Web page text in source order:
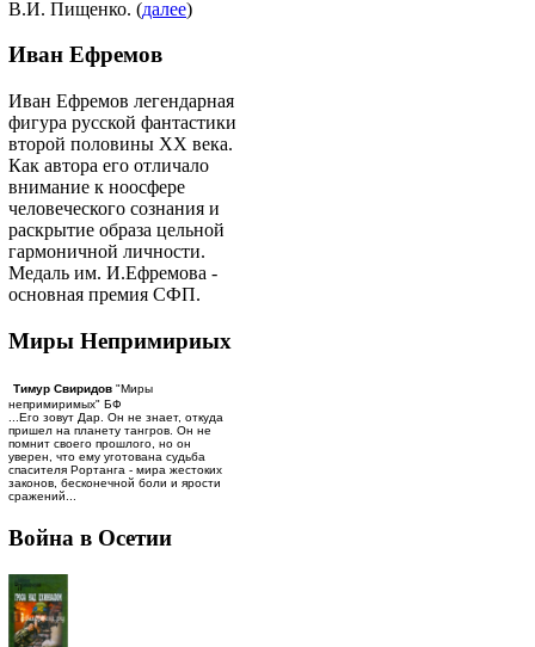
В.И. Пищенко. (далее)
Иван Ефремов
Иван Ефремов легендарная
фигура русской фантастики
второй половины ХХ века.
Как автора его отличало
внимание к ноосфере
человеческого сознания и
раскрытие образа цельной
гармоничной личности.
Медаль им. И.Ефремова -
основная премия СФП.
Миры Непримириых
Тимур Свиридов "Миры
непримиримых" БФ
...Его зовут Дар. Он не знает, откуда
пришел на планету тангров. Он не
помнит своего прошлого, но он
уверен, что ему уготована судьба
спасителя Рортанга - мира жестоких
законов, бесконечной боли и ярости
сражений...
Война в Осетии